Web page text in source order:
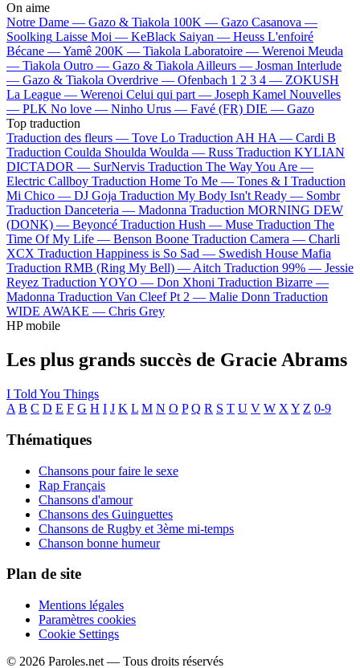
On aime
Notre Dame — Gazo & Tiakola 100K — Gazo Casanova —
Soolking Laisse Moi — KeBlack Saiyan — Heuss L'enfoiré
Bécane —Yamê 200K — Tiakola Laboratoire — Werenoi Meuda
— Tiakola Outro — Gazo & TiakolaAilleurs — Josman Interlude
— Gazo & Tiakola Overdrive — Ofenbach 1 2 3 4 — ZOKUSH
La League — Werenoi Celui qui part — Joseph Kamel Nouvelles
— PLK No love — Ninho Urus — Favé (FR) DIE — Gazo
Top traduction
Traduction des fleurs — Tove Lo Traduction AH HA — Cardi B
Traduction Coulda Shoulda Woulda — Russ Traduction KYLIAN
DICTADOR — SurNervis Traduction The Way You Are —
Electric Callboy Traduction Home To Me — Tones & I Traduction
Mi Chico — DJ Goja Traduction My Body Isn't Ready — Sombr
Traduction Danceteria — Madonna Traduction MORNING DEW
(DONK) — Beyoncé Traduction Hush — Muse Traduction The
Time Of My Life — Benson Boone Traduction Camera — Charli
XCX Traduction Happiness is So Sad — Swedish House Mafia
Traduction RMB (Ring My Bell) —Aitch Traduction 99% — Jessie
Reyez Traduction YOYO — Don Xhoni Traduction Bizarre —
Madonna Traduction Van Cleef Pt 2 — Malie Donn Traduction
WIDE AWAKE — Chris Grey
HP mobile
Les plus grands succès de Gracie Abrams
I Told You Things
A B C D E F G H I J K L M N O P Q R S T U V W X Y Z 0-9
Thématiques
Chansons pour faire le sexe
Rap Français
Chansons d'amour
Chansons des Guinguettes
Chansons de Rugby et 3ème mi-temps
Chanson bonne humeur
Plan de site
Mentions légales
Paramètres cookies
Cookie Settings
© 2026 Paroles.net — Tous droits réservés